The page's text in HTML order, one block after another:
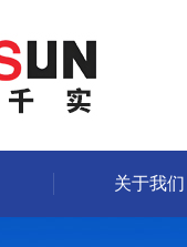
关于我们